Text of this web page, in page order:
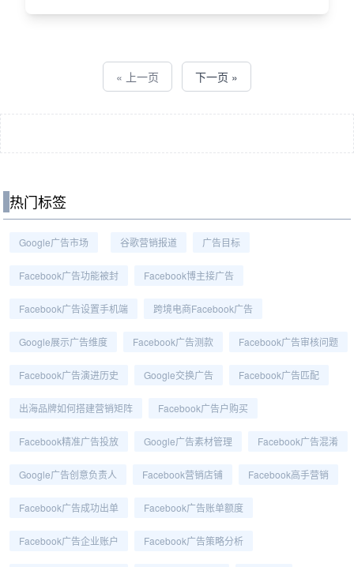
« 上一页 下一页 »
热门标签
Google广告市场 谷歌营销报道 广告目标
Facebook广告功能被封 Facebook博主接广告
Facebook广告设置手机端 跨境电商Facebook广告
Google展示广告维度 Facebook广告测款 Facebook广告审核问题
Facebook广告演进历史 Google交换广告 Facebook广告匹配
出海品牌如何搭建营销矩阵 Facebook广告户购买
Facebook精准广告投放 Google广告素材管理 Facebook广告混淆
Google广告创意负责人 Facebook营销店铺 Facebook高手营销
Facebook广告成功出单 Facebook广告账单额度
Facebook广告企业账户 Facebook广告策略分析